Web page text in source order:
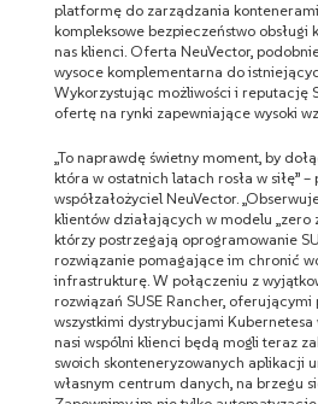
platformę do zarządzania
kompleksowe bezpieczeństwo obsługi
nas klienci. Oferta NeuVector,
wysoce komplementarna do
Wykorzystując możliwości i reputację
ofertę na rynki zapewniające wysoki
„To naprawdę świetny moment, by
która w ostatnich latach rosła w siłę”
współzałożyciel NeuVector.
klientów działających w modelu „zero
którzy postrzegają oprogramowanie
rozwiązanie pomagające im chronić
infrastrukturę. W połączeniu z
rozwiązań SUSE Rancher, oferującymi
wszystkimi dystrybucjami
nasi wspólni klienci będą mogli teraz
swoich skonteneryzowanych aplikacji
własnym centrum danych, na brzegu